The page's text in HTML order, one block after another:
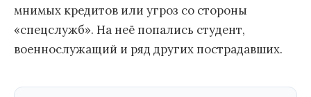
мнимых кредитов или угроз со стороны
«спецслужб». На неё попались студент,
военнослужащий и ряд других пострадавших.